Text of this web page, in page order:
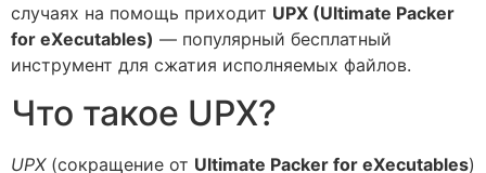
случаях на помощь приходит UPX (Ultimate Packer
for eXecutables) — популярный бесплатный
инструмент для сжатия исполняемых файлов.
Что такое UPX?
UPX(сокращение от Ultimate Packer for eXecutables)